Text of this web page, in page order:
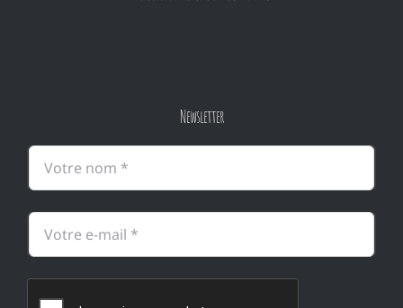
Newsletter